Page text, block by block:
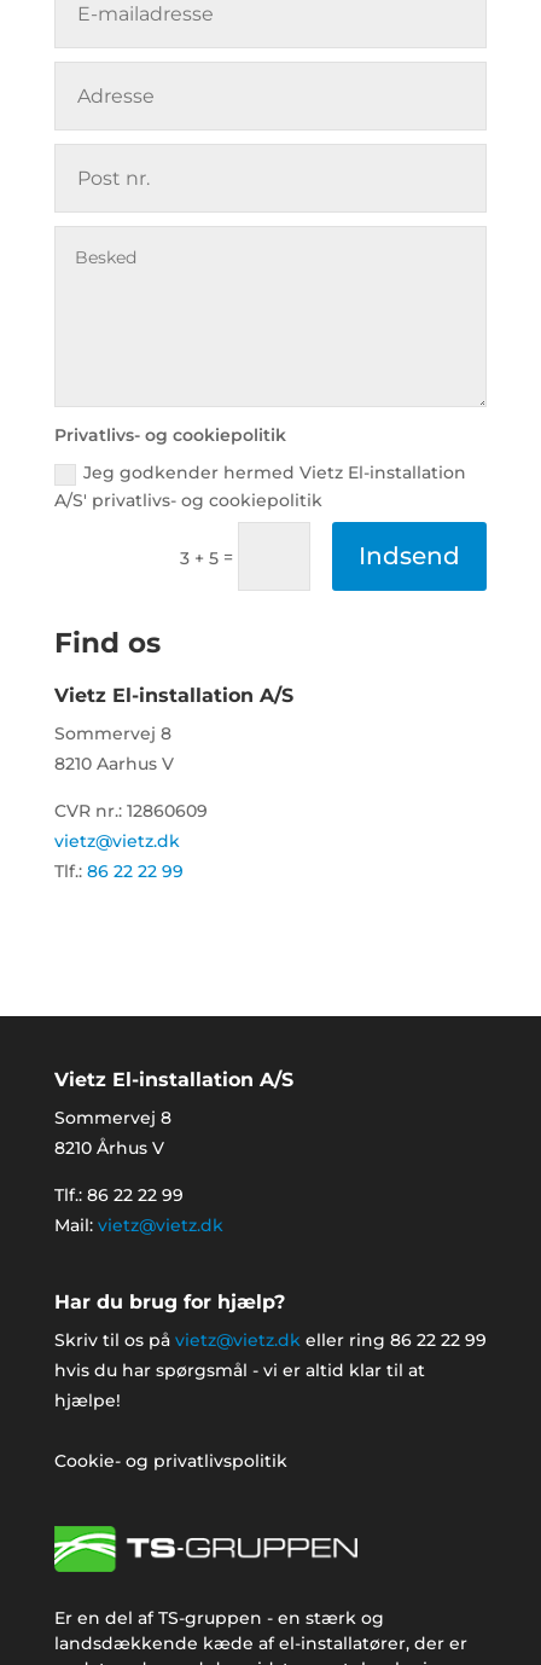
Privatlivs- og cookiepolitik
Jeg godkender hermed Vietz El-installation
A/S' privatlivs- og cookiepolitik
3 + 5 = Indsend
Find os
Vietz El-installation A/S
Sommervej 8
8210 Aarhus V
CVR nr.: 12860609
vietz@vietz.dk
Tlf.: 86 22 22 99
Vietz El-installation A/S
Sommervej 8
8210 Århus V
Tlf.: 86 22 22 99
Mail: vietz@vietz.dk
Har du brug for hjælp?
Skriv til os på vietz@vietz.dk eller ring 86 22 22 99
hvis du har spørgsmål - vi er altid klar til at
hjælpe!
Cookie- og privatlivspolitik
Er en del af TS-gruppen - en stærk og
landsdækkende kæde af el-installatører, der er